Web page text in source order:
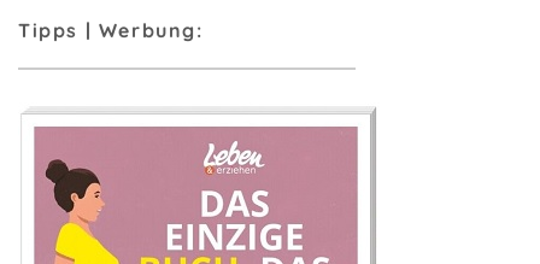
Tipps | Werbung: